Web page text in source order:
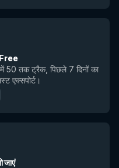
में 50 तक ट्रैक, पिछले 7 दिनों का
एक्सपोर्ट।
जाएं